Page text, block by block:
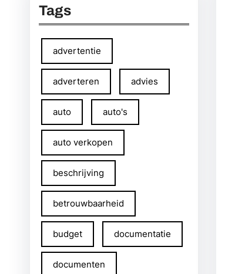
Tags
advertentie
adverteren advies
auto auto's
auto verkopen
beschrijving
betrouwbaarheid
budget documentatie
documenten